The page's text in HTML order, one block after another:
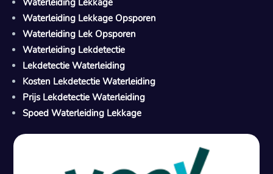
Waterleiding Lekkage Opsporen
Waterleiding Lek Opsporen
Waterleiding Lekdetectie
Lekdetectie Waterleiding
Kosten Lekdetectie Waterleiding
Prijs Lekdetectie Waterleiding
Spoed Waterleiding Lekkage